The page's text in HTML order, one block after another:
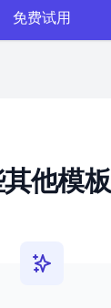
免费试用
他模板